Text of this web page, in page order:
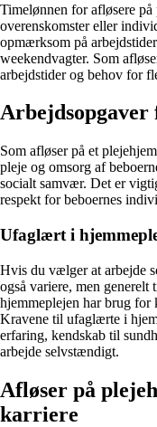
Timelønnen for afløsere
overenskomster eller
opmærksom på
weekendvagter. Som
arbejdstider og behov for
Arbejdsopgaver
Som afløser på et
pleje og omsorg af
socialt samvær. Det er
respekt for beboernes
Ufaglært i
Hvis du vælger at arbejde
også variere, men
hjemmeplejen har brug for
Kravene til ufaglærte i
erfaring, kendskab til
arbejde selvstændigt.
Afløser på
karriere